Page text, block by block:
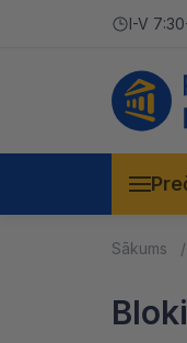
I-V
Sākums